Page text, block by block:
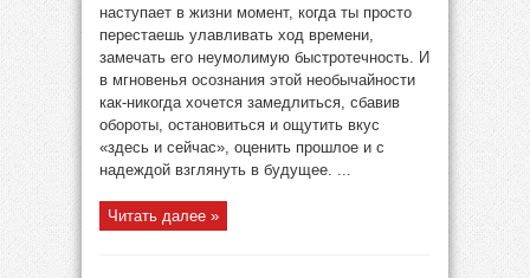
наступает в жизни момент, когда ты просто
перестаешь улавливать ход времени,
замечать его неумолимую быстротечность. И
в мгновенья осознания этой необычайности
как-никогда хочется замедлиться, сбавив
обороты, остановиться и ощутить вкус
«здесь и сейчас», оценить прошлое и с
надеждой взглянуть в будущее. ...
Читать далее »